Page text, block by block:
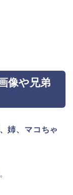
像や兄弟
姉、マコちゃ